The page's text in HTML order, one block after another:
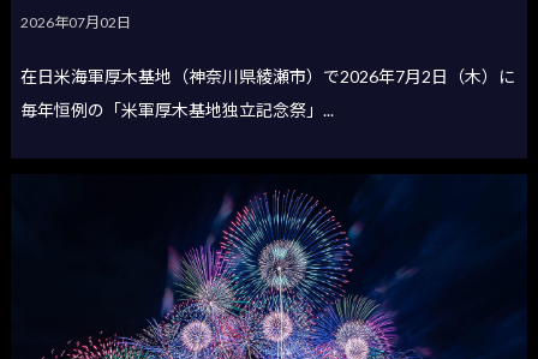
2026年07月02日
在日米海軍厚木基地（神奈川県綾瀬市）で2026年7月2日（木）に
毎年恒例の「米軍厚木基地独立記念祭」...